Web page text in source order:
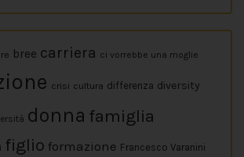
bree carriera ci vorrebbe una moglie
crisi cultura differenza diversity
donna famiglia
figlio formazione Francesco Varanini